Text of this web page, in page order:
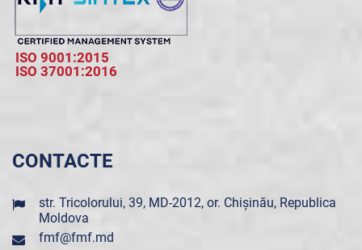
ISO 9001:2015
ISO 37001:2016
CONTACTE
str. Tricolorului, 39, MD-2012, or. Chișinău, Republica
Moldova
fmf@fmf.md